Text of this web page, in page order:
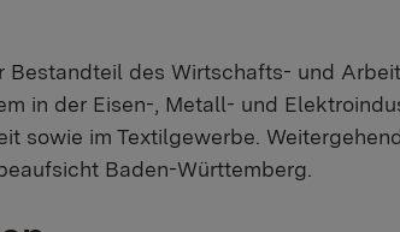
Bestandteil des Wirtschafts- und
in der Eisen-, Metall- und
sowie im Textilgewerbe.
Baden-Württemberg.